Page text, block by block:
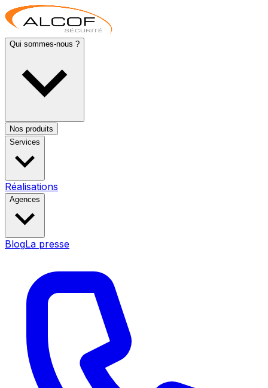
Qui sommes-nous ?
Nos produits
Services
Réalisations
Agences
BlogLa presse